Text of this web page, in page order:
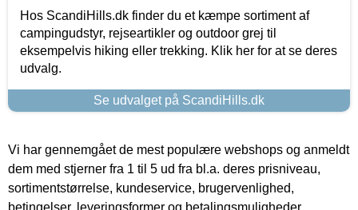
Hos ScandiHills.dk finder du et kæmpe sortiment af
campingudstyr, rejseartikler og outdoor grej til
eksempelvis hiking eller trekking. Klik her for at se deres
udvalg.
Se udvalget på ScandiHills.dk
Vi har gennemgået de mest populære webshops og anmeldt
dem med stjerner fra 1 til 5 ud fra bl.a. deres prisniveau,
sortimentstørrelse, kundeservice, brugervenlighed,
betingelser, leveringsformer og betalingsmuligheder.